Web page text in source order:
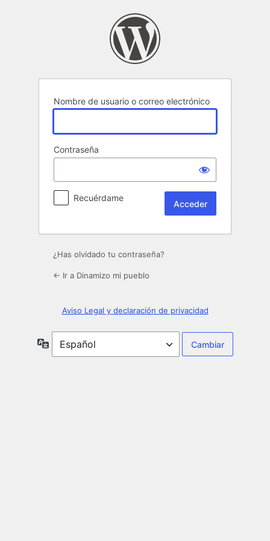
Nombre de usuario o correo electrónico
Contraseña
Recuérdame
¿Has olvidado tu contraseña?
← Ir a Dinamizo mi pueblo
Aviso Legal y declaración de privacidad
Idioma